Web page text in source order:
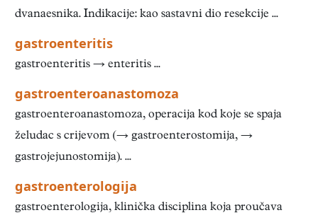
dvanaesnika. Indikacije: kao sastavni dio resekcije ...
gastroenteritis
gastroenteritis → enteritis ...
gastroenteroanastomoza
gastroenteroanastomoza, operacija kod koje se spaja
želudac s crijevom (→ gastroenterostomija, →
gastrojejunostomija). ...
gastroenterologija
gastroenterologija, klinička disciplina koja proučava